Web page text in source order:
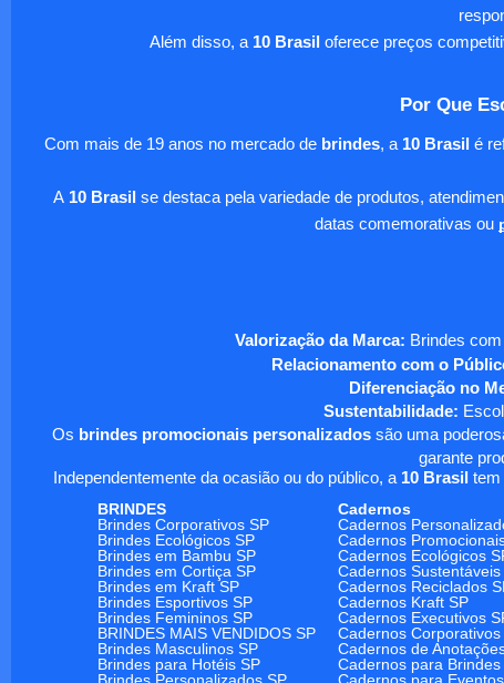
Além disso, a 10 Brasil oferece preços
Por Que
Com mais de 19 anos no mercado de brindes, a 10 Brasil é
A10 Brasil se destaca pela variedade de produtos,
datas comemorativas ou
Valorização da Marca: Brindes
Relacionamento com o
Diferenciação no
Sustentabilidade:
Os brindes promocionais personalizados são uma
garante
Independentemente da ocasião ou do público, a 10 Brasil tem
BRINDES
Cadernos
Brindes Corporativos SP
Cadernos
Brindes Ecológicos SP
Cadernos
Brindes em Bambu SP
Cadernos Ecológicos
Brindes em Cortiça SP
Cadernos Sustentáveis
Brindes em Kraft SP
Cadernos Reciclados
Brindes Esportivos SP
Cadernos Kraft SP
Brindes Femininos SP
Cadernos Executivos
BRINDES MAIS VENDIDOS SP
Cadernos Corporativos
Brindes Masculinos SP
Cadernos de
Brindes para Hotéis SP
Cadernos para Brindes